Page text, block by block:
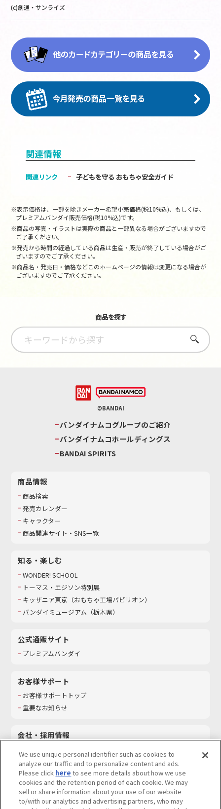
(c)創通・サンライズ
関連情報
関連リンク 子どもを守る おもちゃ安全ガイド
※表示価格は、一部を除きメーカー希望小売価格(税10%込)、もしくは、
プレミアムバンダイ販売価格(税10%込)です。
※商品の写真・イラストは実際の商品と一部異なる場合がございますので
ご了承ください。
※発売から時間の経過している商品は生産・販売が終了している場合がご
ざいますのでご了承ください。
※商品名・発売日・価格などこのホームページの情報は変更になる場合が
ございますのでご了承ください。
商品を探す
さがす
©BANDAI
バンダイナムコグループのご紹介
バンダイナムコホールディングス
BANDAI SPIRITS
商品情報
商品検索
発売カレンダー
キャラクター
商品関連サイト・SNS一覧
知る・楽しむ
WONDER! SCHOOL
トーマス・エジソン特別展
キッザニア東京（おもちゃ工場パビリオン）​
バンダイミュージアム（栃木県）
公式通販サイト
プレミアムバンダイ
お客様サポート
お客様サポートトップ
重要なお知らせ
会社・採用情報
採用情報
サステナビリティ
お問い合わせ
We use unique personal identifier such as cookies to
analyze our traffic and to personalize content and ads.
Please click here to see more details about how we use
cookies and the retention period of each cookie. We may
sell or share information about your use of our website
to/with our analytics and advertising partners, who may